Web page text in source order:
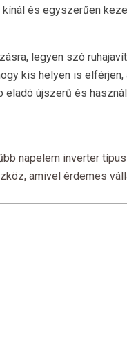
és egyszerűen
legyen szó
kis helyen is
eladó újszerű és
napelem inverter
amivel érdemes